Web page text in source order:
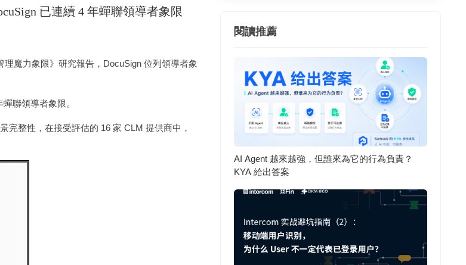
已連續 4 年蟬聯領導者象限
魔力象限》研究報告，DocuSign 位列領導者象
聯領導者象限。
完整性，在接受評估的 16 家 CLM 提供商中，
閱讀推薦
AI Agent 越來越強，但誰來為它的行為負責？
KYA 給出答案